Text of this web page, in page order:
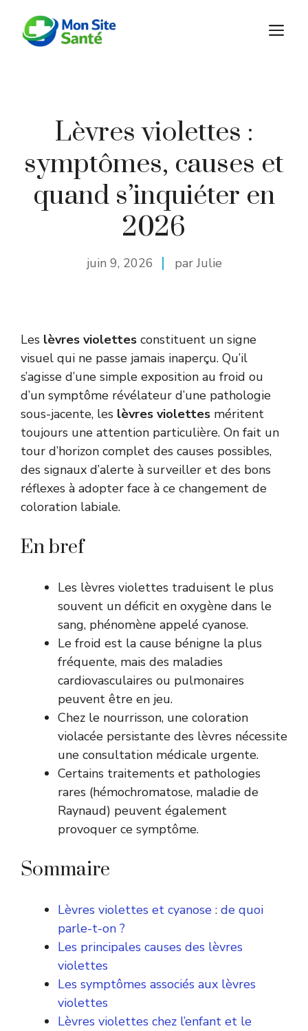
contenu
Lèvres violettes :
symptômes, causes et
quand s’inquiéter en
2026
juin 9, 2026 par Julie
Les lèvres violettes constituent un signe
visuel qui ne passe jamais inaperçu. Qu’il
s’agisse d’une simple exposition au froid ou
d’un symptôme révélateur d’une pathologie
sous-jacente, les lèvres violettes méritent
toujours une attention particulière. On fait un
tour d’horizon complet des causes possibles,
des signaux d’alerte à surveiller et des bons
réflexes à adopter face à ce changement de
coloration labiale.
En bref
Les lèvres violettes traduisent le plus
souvent un déficit en oxygène dans le
sang, phénomène appelé cyanose.
Le froid est la cause bénigne la plus
fréquente, mais des maladies
cardiovasculaires ou pulmonaires
peuvent être en jeu.
Chez le nourrisson, une coloration
violacée persistante des lèvres nécessite
une consultation médicale urgente.
Certains traitements et pathologies
rares (hémochromatose, maladie de
Raynaud) peuvent également
provoquer ce symptôme.
Sommaire
Lèvres violettes et cyanose : de quoi
parle-t-on ?
Les principales causes des lèvres
violettes
Les symptômes associés aux lèvres
violettes
Lèvres violettes chez l’enfant et le